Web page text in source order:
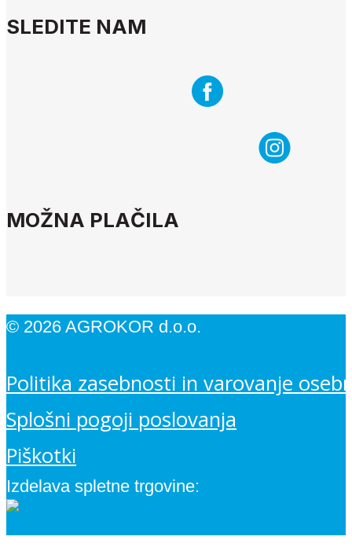
SLEDITE NAM
MOŽNA PLAČILA
© 2026 AGROKOR d.o.o.
Politika zasebnosti in varovanje
Splošni pogoji poslovanja
Piškotki
Izdelava spletne trgovine: